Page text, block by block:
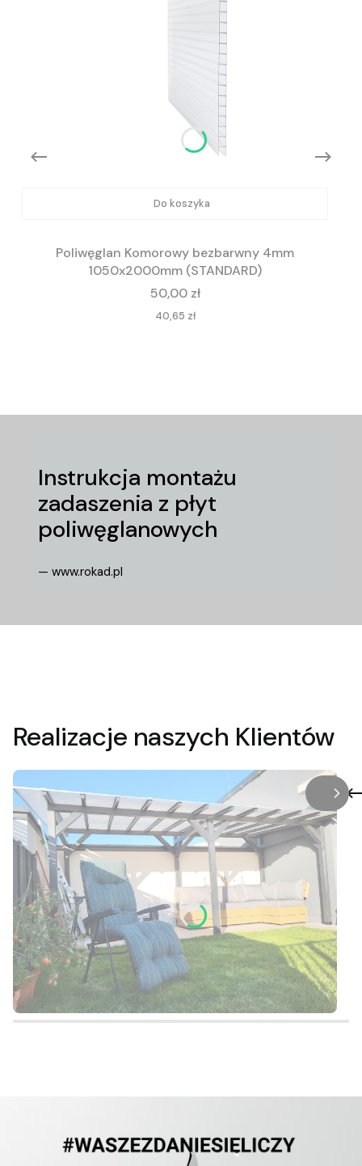
Do koszyka
Poliwęglan Komorowy bezbarwny 4mm
1050x2000mm (STANDARD)
Cena
50,00 zł
Cena
40,65 zł
Instrukcja montażu
zadaszenia z płyt
poliwęglanowych
— www.rokad.pl
Realizacje naszych Klientów
/z